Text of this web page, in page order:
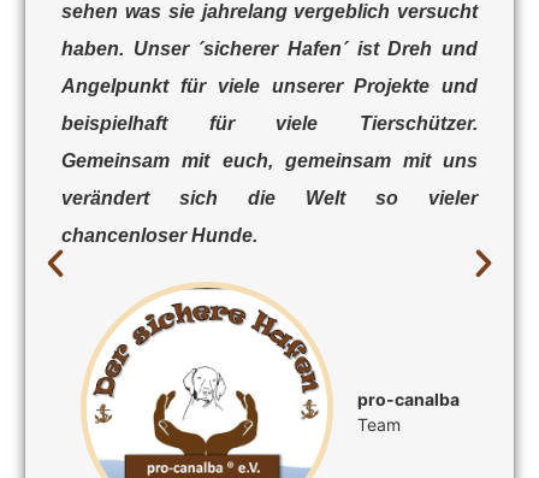
sehen was sie jahrelang vergeblich versucht
haben. Unser ´sicherer Hafen´ ist Dreh und
Angelpunkt für viele unserer Projekte und
beispielhaft für viele Tierschützer.
Gemeinsam mit euch, gemeinsam mit uns
verändert sich die Welt so vieler
chancenloser Hunde.
pro-canalba
Team